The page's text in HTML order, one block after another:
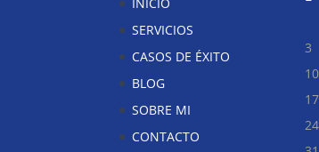
SERVICIOS
CASOS DE ÉXITO
BLOG
SOBRE MI
CONTACTO
3
10
17
24